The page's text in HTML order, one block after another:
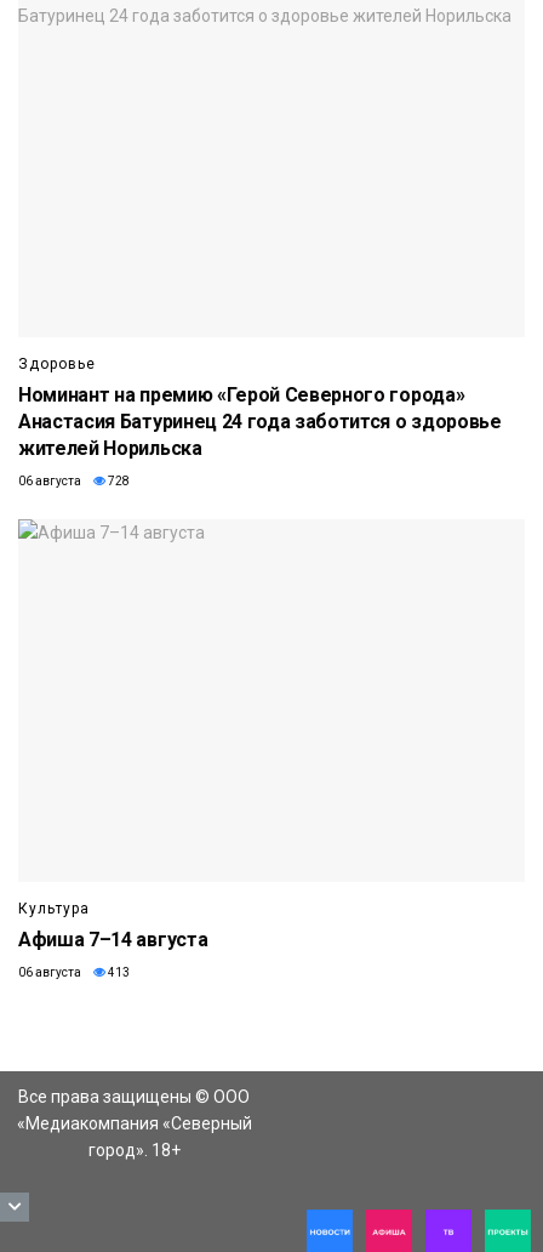
Здоровье
Номинант на премию «Герой Северного города»
Анастасия Батуринец 24 года заботится о здоровье
жителей Норильска
06 августа 728
Культура
Афиша 7–14 августа
06 августа 413
Все права защищены © ООО
«Медиакомпания «Северный
город». 18+